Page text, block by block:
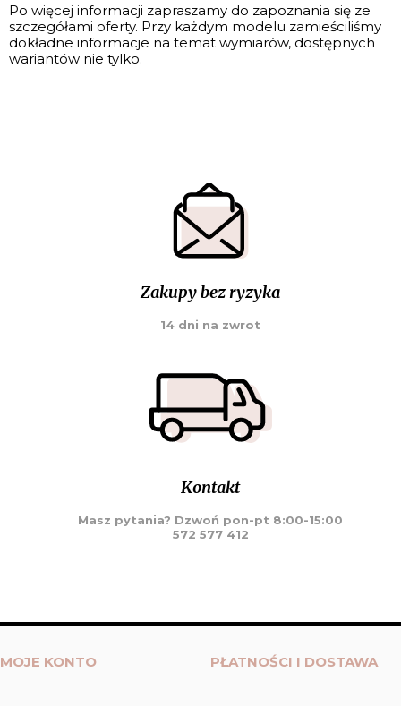
Po więcej informacji zapraszamy do zapoznania się ze
szczegółami oferty. Przy każdym modelu zamieściliśmy
dokładne informacje na temat wymiarów, dostępnych
wariantów nie tylko.
Zakupy bez ryzyka
14 dni na zwrot
Kontakt
Masz pytania? Dzwoń pon-pt 8:00-15:00
572 577 412
MOJE KONTO PŁATNOŚCI I DOSTAWA